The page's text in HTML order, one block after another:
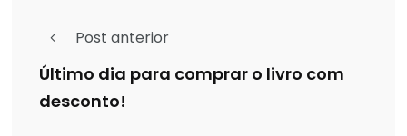
Post anterior
Último dia para comprar o livro com
desconto!